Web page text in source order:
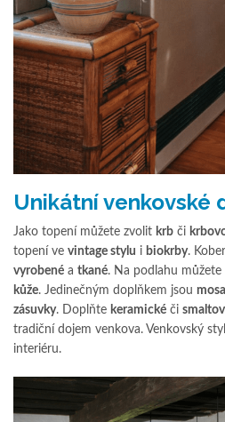
Unikátní venkovské
Jako topení můžete zvolit krb či
topení ve vintage stylu i biokrby.
vyrobené a tkané. Na podlahu
kůže. Jedinečným doplňkem jsou
zásuvky. Doplňte keramické či
tradiční dojem venkova. Venkovský
interiéru.